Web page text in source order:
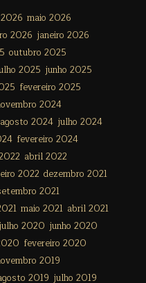
maio 2026
2026 janeiro 2026
outubro 2025
2025 junho 2025
fevereiro 2025
2024
agosto 2024 julho 2024
fevereiro 2024
abril 2022
2022 dezembro 2021
2021
maio 2021 abril 2021
julho 2020 junho 2020
fevereiro 2020
2019
2019 julho 2019